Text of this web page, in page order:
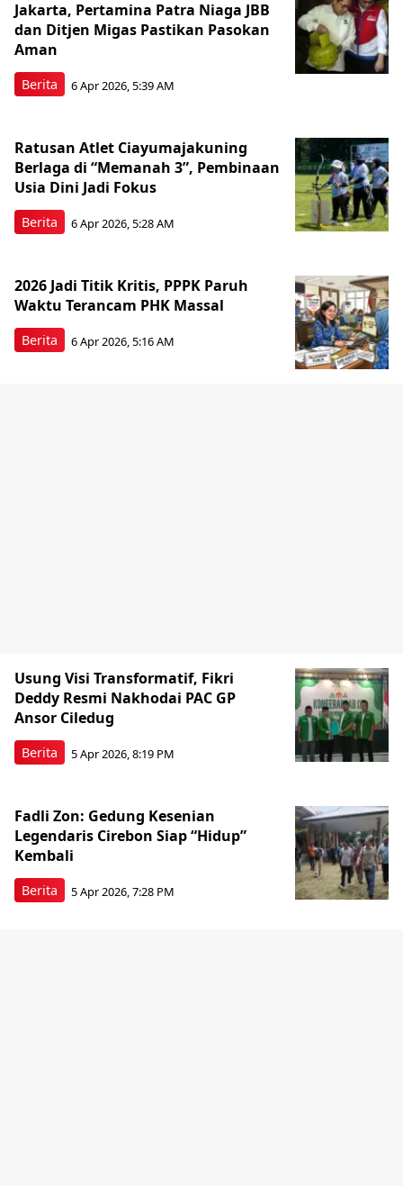
Berita
Jakarta, Pertamina Patra Niaga JBB
dan Ditjen Migas Pastikan Pasokan
Aman
6 Apr 2026, 5:39 AM
Berita
Ratusan Atlet Ciayumajakuning
Berlaga di “Memanah 3”, Pembinaan
Usia Dini Jadi Fokus
6 Apr 2026, 5:28 AM
Berita
2026 Jadi Titik Kritis, PPPK Paruh
Waktu Terancam PHK Massal
6 Apr 2026, 5:16 AM
Berita
Usung Visi Transformatif, Fikri
Deddy Resmi Nakhodai PAC GP
Ansor Ciledug
5 Apr 2026, 8:19 PM
Berita
Fadli Zon: Gedung Kesenian
Legendaris Cirebon Siap “Hidup”
Kembali
5 Apr 2026, 7:28 PM